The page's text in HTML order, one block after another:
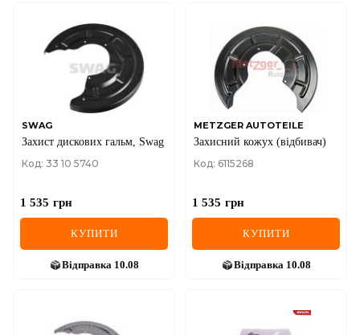
SWAG
Захист дискових гальм, Swag
Код: 33 10 5740
1 535 грн
КУПИТИ
Відправка 10.08
METZGER AUTOTEILE
Захисний кожух (відбивач)
Код: 6115268
1 535 грн
КУПИТИ
Відправка 10.08